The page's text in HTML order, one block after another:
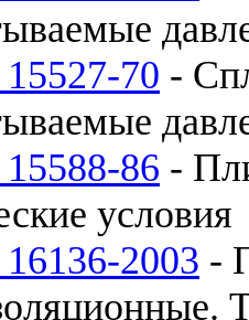
70 -
86 -
условия
2003 -